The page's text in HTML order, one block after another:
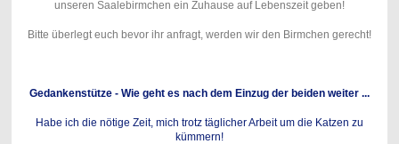
unseren Saalebirmchen ein Zuhause auf Lebenszeit geben!
Bitte überlegt euch bevor ihr anfragt, werden wir den Birmchen gerecht!
Gedankenstütze - Wie geht es nach dem Einzug der beiden weiter ...
Habe ich die nötige Zeit, mich trotz täglicher Arbeit um die Katzen zu
kümmern!